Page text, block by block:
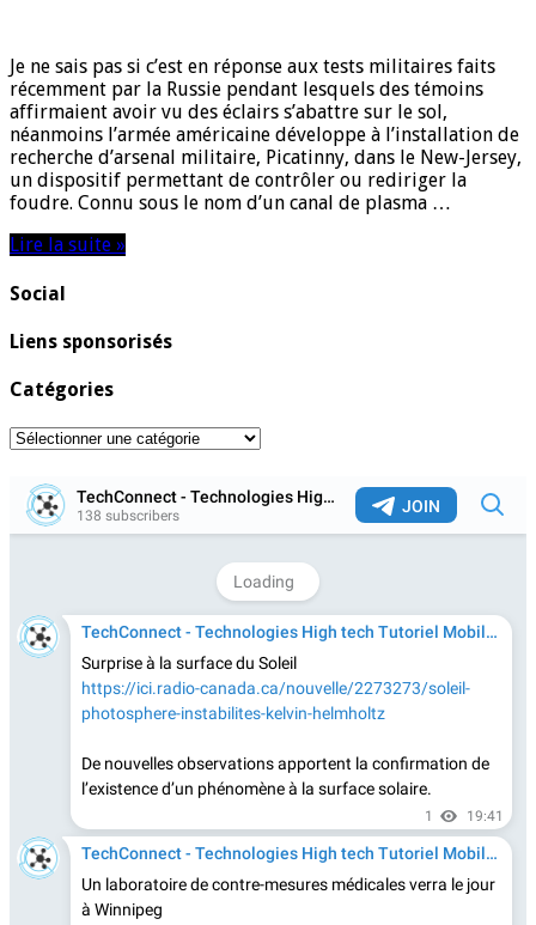
Je ne sais pas si c’est en réponse aux tests militaires faits
récemment par la Russie pendant lesquels des témoins
affirmaient avoir vu des éclairs s’abattre sur le sol,
néanmoins l’armée américaine développe à l’installation de
recherche d’arsenal militaire, Picatinny, dans le New-Jersey,
un dispositif permettant de contrôler ou rediriger la
foudre. Connu sous le nom d’un canal de plasma …
Lire la suite »
Social
Liens sponsorisés
Catégories
Catégories